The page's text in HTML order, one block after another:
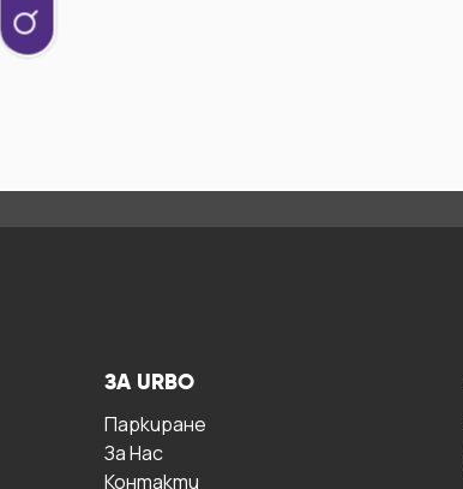
ЗА URBO
Паркиране
За Hас
Контакти